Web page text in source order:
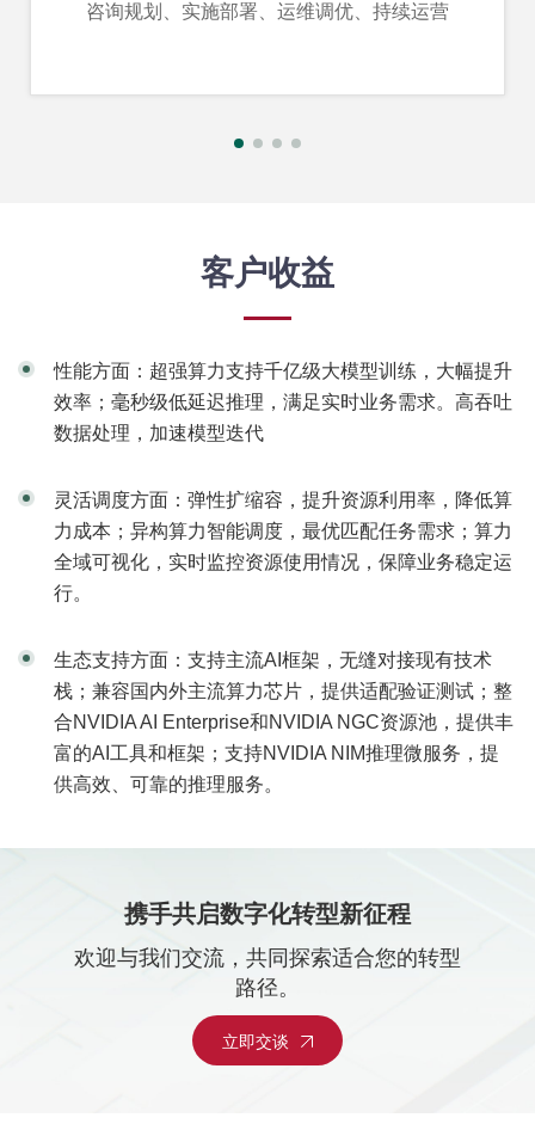
咨询规划、实施部署、运维调优、持续运营
客户收益
性能方面：超强算力支持千亿级大模型训练，大幅提升
效率；毫秒级低延迟推理，满足实时业务需求。高吞吐
数据处理，加速模型迭代
灵活调度方面：弹性扩缩容，提升资源利用率，降低算
力成本；异构算力智能调度，最优匹配任务需求；算力
全域可视化，实时监控资源使用情况，保障业务稳定运
行。
生态支持方面：支持主流AI框架，无缝对接现有技术
栈；兼容国内外主流算力芯片，提供适配验证测试；整
合NVIDIA AI Enterprise和NVIDIA NGC资源池，提供丰
富的AI工具和框架；支持NVIDIA NIM推理微服务，提
供高效、可靠的推理服务。
携手共启数字化转型新征程
欢迎与我们交流，共同探索适合您的转型
路径。
立即交谈